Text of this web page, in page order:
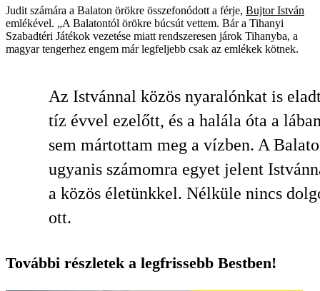
Judit számára a Balaton örökre összefonódott a férje, Bujtor István
emlékével. „A Balatontól örökre búcsút vettem. Bár a Tihanyi
Szabadtéri Játékok vezetése miatt rendszeresen járok Tihanyba, a
magyar tengerhez engem már legfeljebb csak az emlékek kötnek.
Az Istvánnal közös nyaralónkat is
tíz évvel ezelőtt, és a halála óta a
sem mártottam meg a vízben. A
ugyanis számomra egyet jelent
a közös életünkkel. Nélküle nincs
ott.
További részletek a legfrissebb Bestben!